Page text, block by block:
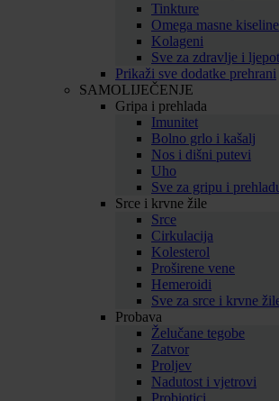
Tinkture
Omega masne kiseline
Kolageni
Sve za zdravlje i
Prikaži sve dodatke prehrani
SAMOLIJEČENJE
Gripa i prehlada
Imunitet
Bolno grlo i kašalj
Nos i dišni putevi
Uho
Sve za gripu i
Srce i krvne žile
Srce
Cirkulacija
Kolesterol
Proširene vene
Hemeroidi
Sve za srce i krvne
Probava
Želučane tegobe
Zatvor
Proljev
Nadutost i vjetrovi
Probiotici